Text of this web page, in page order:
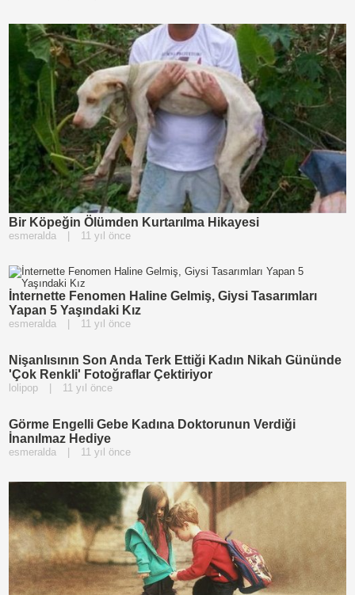
Bir Köpeğin Ölümden Kurtarılma Hikayesi
esmeralda 11 yıl önce
İnternette Fenomen Haline Gelmiş, Giysi Tasarımları
Yapan 5 Yaşındaki Kız
esmeralda 11 yıl önce
Nişanlısının Son Anda Terk Ettiği Kadın Nikah Gününde
'Çok Renkli' Fotoğraflar Çektiriyor
lolipop 11 yıl önce
Görme Engelli Gebe Kadına Doktorunun Verdiği
İnanılmaz Hediye
esmeralda 11 yıl önce